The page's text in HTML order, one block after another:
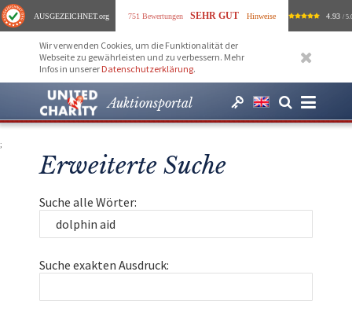
AUSGEZEICHNET.org 751 Bewertungen SEHR GUT Hinweise 4.93 /
Wir verwenden Cookies, um die Funktionalität der
Webseite zu gewährleisten und zu verbessern. Mehr
Infos in unserer Datenschutzerklärung.
Auktionsportal
;
Erweiterte Suche
Suche alle Wörter:
Suche exakten Ausdruck: